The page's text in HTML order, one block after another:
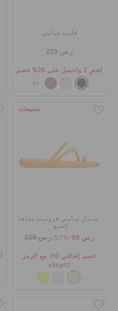
فليب ميامي
ر.س 229
اشترِ 2 واحصل على 25% خصم
+5
تخفيضات
صندل ميامي فروستد بحلقة
إصبع
ر.س 99 (57%) ر.س 229
خصم إضافي 10٪ مع الرمز
shop10